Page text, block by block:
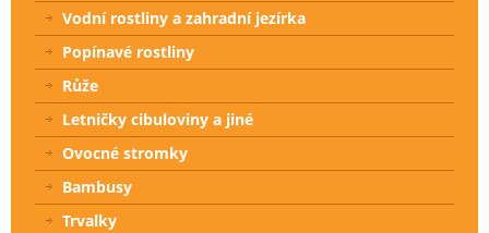
Vodní rostliny a zahradní jezírka
Popínavé rostliny
Růže
Letničky cibuloviny a jiné
Ovocné stromky
Bambusy
Trvalky